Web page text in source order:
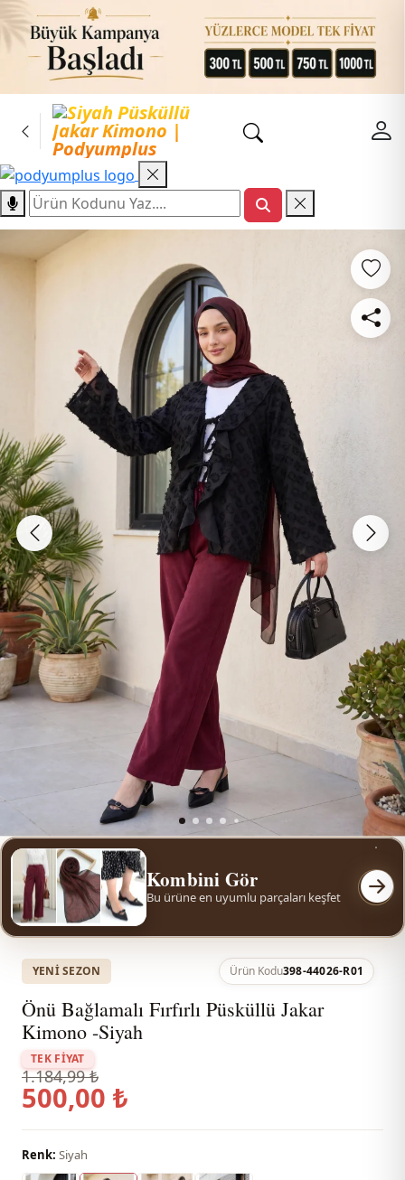
Kombini Gör
Bu ürüne en uyumlu parçaları keşfet
YENI SEZON Ürün Kodu398-44026-R01
Önü Bağlamalı Fırfırlı Püsküllü Jakar
Kimono -Siyah
TEK FİYAT
1.184,99 ₺
500,00 ₺
Renk: Siyah